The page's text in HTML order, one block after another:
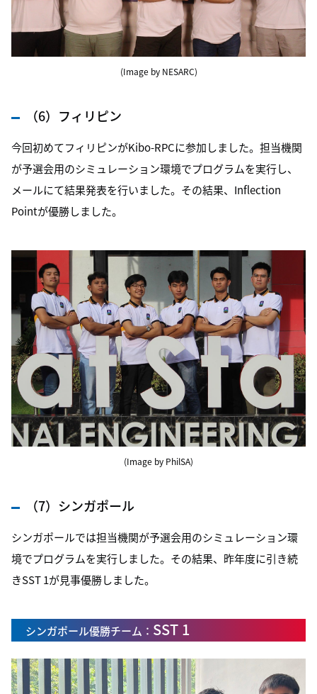
(Image by NESARC)
（6）フィリピン
今回初めてフィリピンがKibo-RPCに参加しました。担当機関
が予選会用のシミュレーション環境でプログラムを実行し、
メールにて結果発表を行いました。その結果、Inflection
Pointが優勝しました。
(Image by PhilSA)
（7）シンガポール
シンガポールでは担当機関が予選会用のシミュレーション環
境でプログラムを実行しました。その結果、昨年度に引き続
きSST 1が見事優勝しました。
シンガポール優勝チーム： SST 1